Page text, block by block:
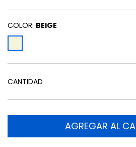
COLOR: BEIGE
CANTIDAD